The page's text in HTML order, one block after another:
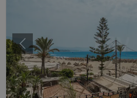
Précédent